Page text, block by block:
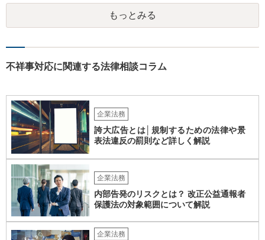
義務違反、引継ぎの不備、不正の兆候を知りながら放置したことな
ど、具体的な義務違反と損害との因果関係を主張・立証する必要があ
ります。なお、在職中から会計処理や現金管理の不自然さを認識して
能性はあるでしょう。 対応としては、まず会社から何を求められてい
意に責任を認める文書を作成したり、損害負担を約束したりすること
は避けるべきです。一方で、在職中の業務内容、権限分掌、引継ぎ資
料、不正を認識していなかった事情を整理し、必要な範囲で調査に協
力することは考えられます。 仮に、金銭請求や責任追及を示唆されて
いる場合には、会社とのやり取りを保存し、弁護士に相談したうえで
対応なさった方がよいでしょう。
もっとみる
不祥事対応に関連する法律相談コラム
企業法務
誇大広告とは│規制するための法律や景
表法違反の罰則など詳しく解説
企業法務
内部告発のリスクとは？ 改正公益通報者
保護法の対象範囲について解説
企業法務